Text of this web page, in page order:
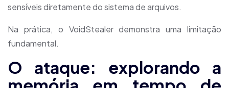
sensíveis diretamente do sistema de arquivos.
Na prática, o VoidStealer demonstra uma limitação
fundamental.
O ataque: explorando a